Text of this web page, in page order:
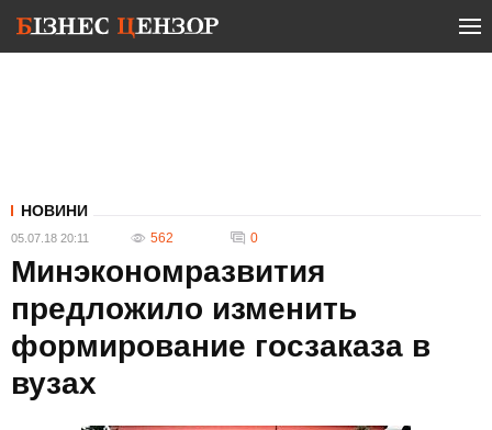
НОВИНИ
05.07.18 20:11 562 0
Минэкономразвития
предложило изменить
формирование госзаказа в
вузах